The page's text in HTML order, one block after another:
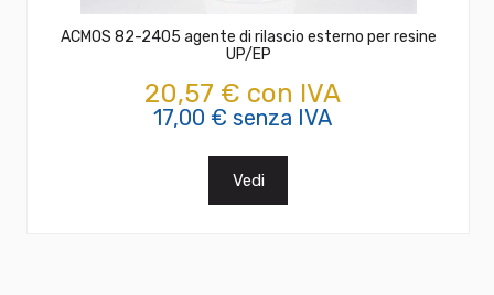
ACMOS 82-2405 agente di rilascio esterno per resine
UP/EP
20,57 € con IVA
17,00 € senza IVA
Vedi